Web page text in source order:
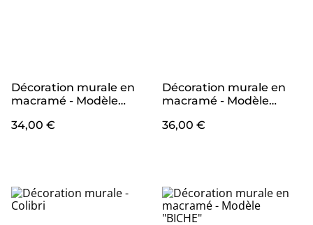
Décoration murale en
macramé - Modèle
34,00 €
Décoration murale en
macramé - Modèle
36,00 €